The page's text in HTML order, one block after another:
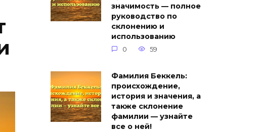
значимость — полное
руководство по
склонению и
использованию
0 59
Фамилия Беккель:
происхождение,
история и значения, а
также склонение
фамилии — узнайте
все о ней!